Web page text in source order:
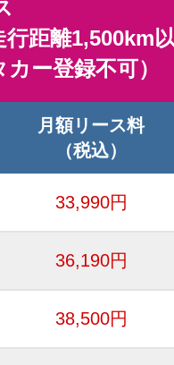
行距離1,500km
ー登録不可）
月額リース料
（税込）
33,990円
36,190円
38,500円